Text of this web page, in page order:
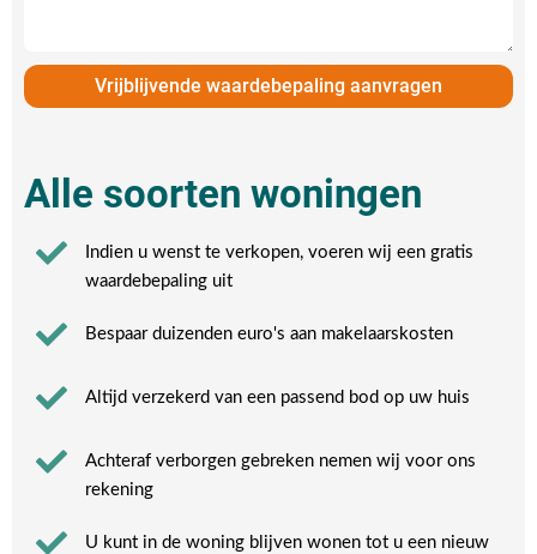
Vrijblijvende waardebepaling aanvragen
Alle soorten woningen
Indien u wenst te verkopen, voeren wij een gratis
waardebepaling uit
Bespaar duizenden euro's aan makelaarskosten
Altijd verzekerd van een passend bod op uw huis
Achteraf verborgen gebreken nemen wij voor ons
rekening​
U kunt in de woning blijven wonen tot u een nieuw